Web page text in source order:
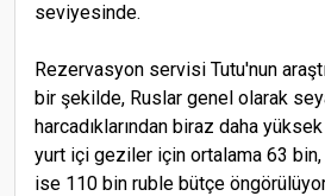
seviyesinde.
Rezervasyon servisi Tutu'nun
bir şekilde, Ruslar genel olarak
harcadıklarından biraz daha
yurt içi geziler için ortalama 63 bin,
ise 110 bin ruble bütçe